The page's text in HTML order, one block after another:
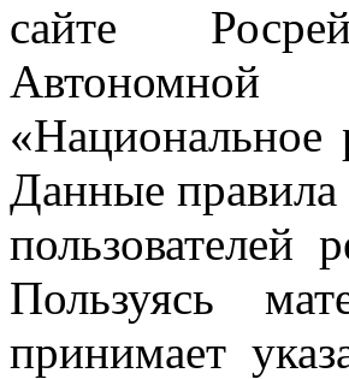
сайте
«Национальное
Данные правила
пользователей
Пользуясь
принимает